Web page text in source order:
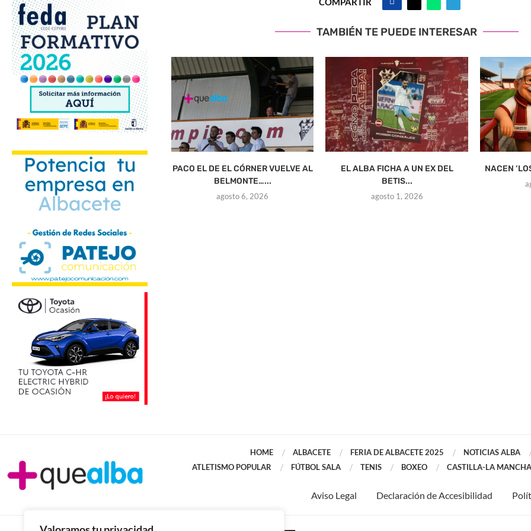
TAMBIÉN TE PUEDE INTERESAR
PACO EL DE EL CÓRNER VUELVE AL
BELMONTE…...
agosto 6, 2026
EL ALBA FICHA A UN EX DEL
BETIS...
agosto 1, 2026
NACEN
HOME ALBACETE FERIA DE ALBACETE 2025 NOTICIAS ALBA
ATLETISMO POPULAR
FÚTBOL SALA TENIS BOXEO CASTILLA-LA MANCHA
Aviso Legal Declaración de Accesibilidad